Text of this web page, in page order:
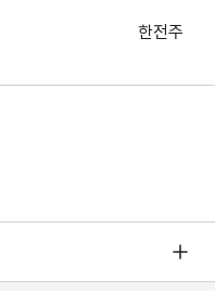
한전주
전용주